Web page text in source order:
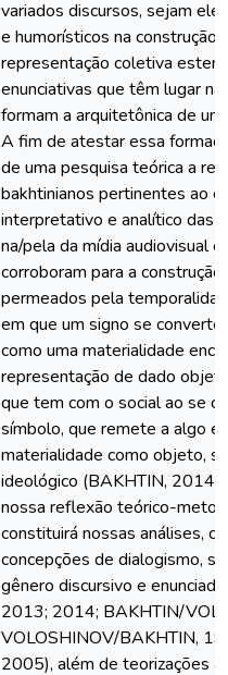
variados discursos, sejam
e humorísticos na construção
representação coletiva
enunciativas que têm lugar
formam a arquitetônica de
A fim de atestar essa
de uma pesquisa teórica a
bakhtinianos pertinentes ao
interpretativo e analítico das
na/pela da mídia audiovisual
corroboram para a
permeados pela
em que um signo se
como uma materialidade
representação de dado
que tem com o social ao se
símbolo, que remete a algo
materialidade como objeto,
ideológico (BAKHTIN,
nossa reflexão teórico-
constituirá nossas análises,
concepções de dialogismo,
gênero discursivo e
2013; 2014; BAKHTIN/
VOLOSHINOV/BAKHTIN,
2005), além de teorizações